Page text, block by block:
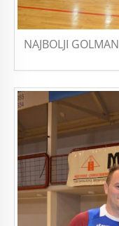
NAJBOLJI GOLMAN